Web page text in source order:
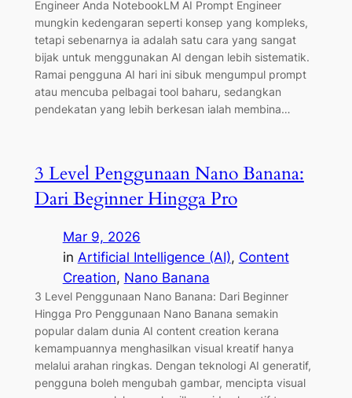
Engineer Anda NotebookLM AI Prompt Engineer
mungkin kedengaran seperti konsep yang kompleks,
tetapi sebenarnya ia adalah satu cara yang sangat
bijak untuk menggunakan AI dengan lebih sistematik.
Ramai pengguna AI hari ini sibuk mengumpul prompt
atau mencuba pelbagai tool baharu, sedangkan
pendekatan yang lebih berkesan ialah membina…
3 Level Penggunaan Nano Banana:
Dari Beginner Hingga Pro
Mar 9, 2026
in Artificial Intelligence (AI), Content
Creation, Nano Banana
3 Level Penggunaan Nano Banana: Dari Beginner
Hingga Pro Penggunaan Nano Banana semakin
popular dalam dunia AI content creation kerana
kemampuannya menghasilkan visual kreatif hanya
melalui arahan ringkas. Dengan teknologi AI generatif,
pengguna boleh mengubah gambar, mencipta visual